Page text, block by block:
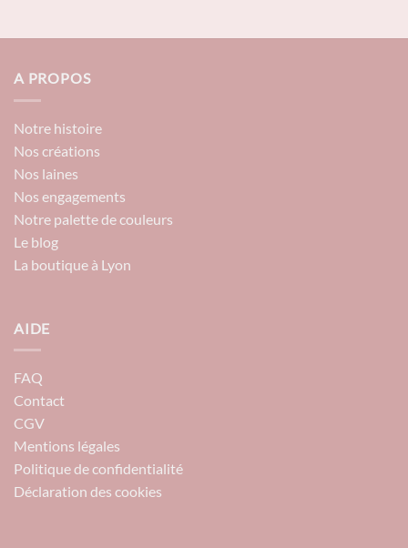
A PROPOS
Notre histoire
Nos créations
Nos laines
Nos engagements
Notre palette de couleurs
Le blog
La boutique à Lyon
AIDE
FAQ
Contact
CGV
Mentions légales
Politique de confidentialité
Déclaration des cookies